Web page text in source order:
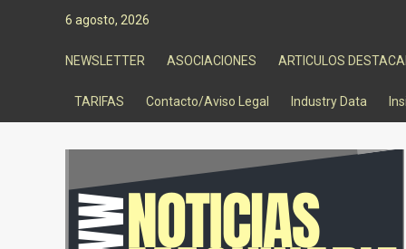
6 agosto, 2026
NEWSLETTER ASOCIACIONES ARTICULOS
TARIFAS Contacto/Aviso Legal Industry Data